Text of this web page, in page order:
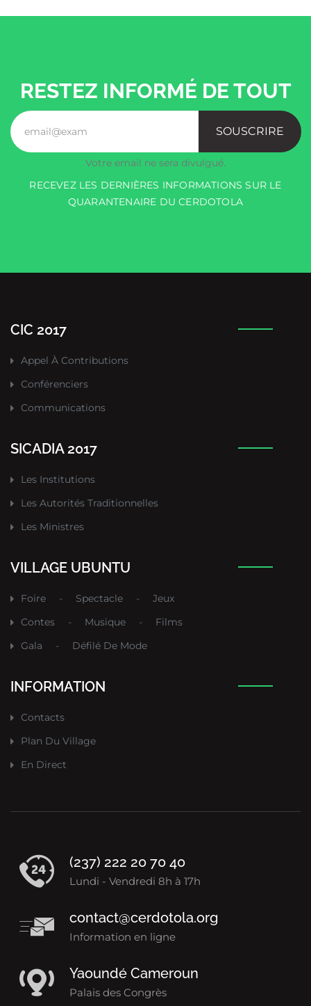
RESTEZ INFORMÉ DE TOUT
SOUSCRIRE
Votre email ne sera divulgué.
RECEVEZ LES DERNIÈRES INFORMATIONS SUR LE
QUARANTENAIRE DU CERDOTOLA
CIC 2017
Appel À Contributions
Conférenciers
Communications
SICADIA 2017
Les Institutions
Les Autorités Traditionnelles
Les Ministres
VILLAGE UBUNTU
Foire - Spectacle -
Jeux
Contes
- Musique -
Films
Gala
- Défilé De Mode
INFORMATION
Contacts
Plan Du Village
En Direct
(237) 222 20 70 40
Lundi - Vendredi 8h à 17h
contact@cerdotola.org
Information en ligne
Yaoundé Cameroun
Palais des Congrès